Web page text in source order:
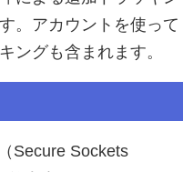
。アカウントを使って
ングも含まれます。
Secure Sockets